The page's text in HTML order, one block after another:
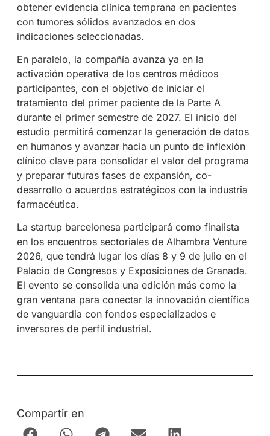
obtener evidencia clínica temprana en pacientes
con tumores sólidos avanzados en dos
indicaciones seleccionadas.
En paralelo, la compañía avanza ya en la
activación operativa de los centros médicos
participantes, con el objetivo de iniciar el
tratamiento del primer paciente de la Parte A
durante el primer semestre de 2027. El inicio del
estudio permitirá comenzar la generación de datos
en humanos y avanzar hacia un punto de inflexión
clínico clave para consolidar el valor del programa
y preparar futuras fases de expansión, co-
desarrollo o acuerdos estratégicos con la industria
farmacéutica.
La startup barcelonesa participará como finalista
en los encuentros sectoriales de Alhambra Venture
2026, que tendrá lugar los días 8 y 9 de julio en el
Palacio de Congresos y Exposiciones de Granada.
El evento se consolida una edición más como la
gran ventana para conectar la innovación científica
de vanguardia con fondos especializados e
inversores de perfil industrial.
Compartir en